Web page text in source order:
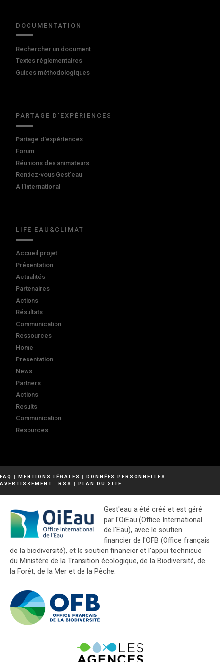
DOCUMENTATION
Rechercher un document
Textes réglementaires
Guides méthodologiques
PARTAGE D'EXPÉRIENCES
Partage d'expériences
Forum
Réunions des animateurs
Rendez-vous Gest'eau
A l'international
LIFE EAU&CLIMAT
Accueil projet
Présentation
Actualités
Partenaires
Actions
Résultats
Communication
Ressources
Home
Presentation
News
Partners
Actions
Results
Communication
Resources
FAQ | MENTIONS LÉGALES | DONNÉES PERSONNELLES
|
AVERTISSEMENT | RSS | PLAN DU SITE
Gest'eau a été créé et est géré
par l'OiEau (Office International
de l'Eau), avec le soutien
financier de l'OFB (Office français
de la biodiversité), et le soutien financier et l'appui technique
du Ministère de la Transition écologique, de la Biodiversité, de
la Forêt, de la Mer et de la Pêche.